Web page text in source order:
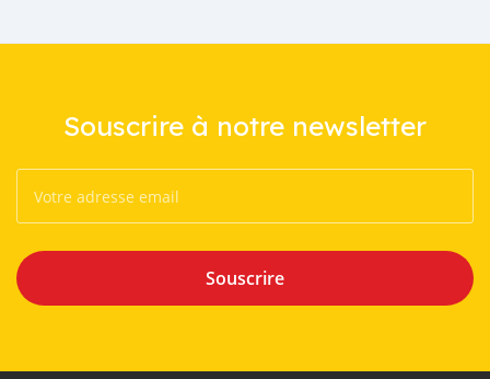
Souscrire à notre newsletter
Souscrire